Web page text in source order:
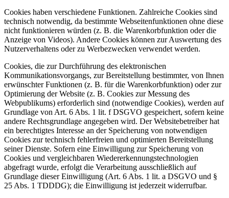
Cookies haben verschiedene Funktionen. Zahlreiche Cookies sind
technisch notwendig, da bestimmte Webseitenfunktionen ohne diese
nicht funktionieren würden (z. B. die Warenkorbfunktion oder die
Anzeige von Videos). Andere Cookies können zur Auswertung des
Nutzerverhaltens oder zu Werbezwecken verwendet werden.
Cookies, die zur Durchführung des elektronischen
Kommunikationsvorgangs, zur Bereitstellung bestimmter, von Ihnen
erwünschter Funktionen (z. B. für die Warenkorbfunktion) oder zur
Optimierung der Website (z. B. Cookies zur Messung des
Webpublikums) erforderlich sind (notwendige Cookies), werden auf
Grundlage von Art. 6 Abs. 1 lit. f DSGVO gespeichert, sofern keine
andere Rechtsgrundlage angegeben wird. Der Websitebetreiber hat
ein berechtigtes Interesse an der Speicherung von notwendigen
Cookies zur technisch fehlerfreien und optimierten Bereitstellung
seiner Dienste. Sofern eine Einwilligung zur Speicherung von
Cookies und vergleichbaren Wiedererkennungstechnologien
abgefragt wurde, erfolgt die Verarbeitung ausschließlich auf
Grundlage dieser Einwilligung (Art. 6 Abs. 1 lit. a DSGVO und §
25 Abs. 1 TDDDG); die Einwilligung ist jederzeit widerrufbar.